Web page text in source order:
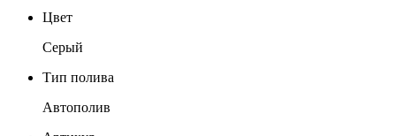
Цвет
Серый
Тип полива
Автополив